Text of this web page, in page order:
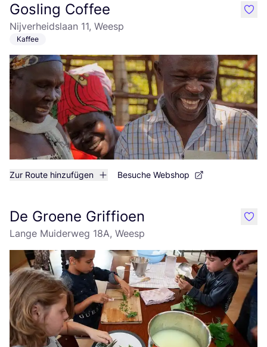
Gosling Coffee
Nijverheidslaan 11, Weesp
Kaffee
Zur Route hinzufügen Besuche Webshop
like
De Groene Griffioen
Lange Muiderweg 18A, Weesp
like